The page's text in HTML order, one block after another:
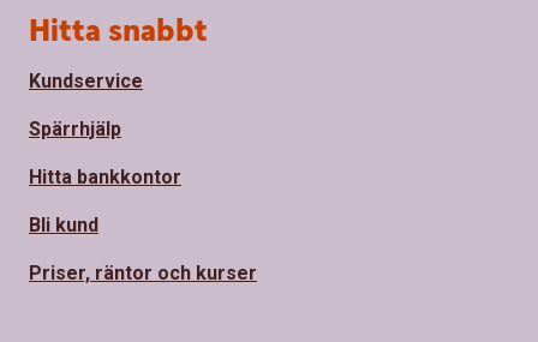
Sidfot
Hitta snabbt
Kundservice
Spärrhjälp
Hitta bankkontor
Bli kund
Priser, räntor och kurser